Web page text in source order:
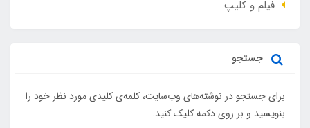
فیلم و کلیپ
جستجو
برای جستجو در نوشته‌های وب‌سایت، کلمه‌ی کلیدی مورد نظر خود را
بنویسید و بر روی دکمه کلیک کنید.